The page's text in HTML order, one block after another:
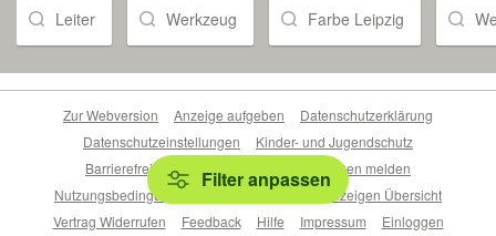
Leiter Werkzeug Farbe Leipzig
Filter anpassen
Zur Webversion Anzeige aufgeben
Datenschutzerklärung
Datenschutzeinstellungen
Kinder- und Jugendschutz
Barrierefreiheitserklärung
Sicherheitslücken melden
Nutzungsbedingungen
Beliebte Suchen
Anzeigen Übersicht
Vertrag Widerrufen
Feedback Hilfe Impressum Einloggen